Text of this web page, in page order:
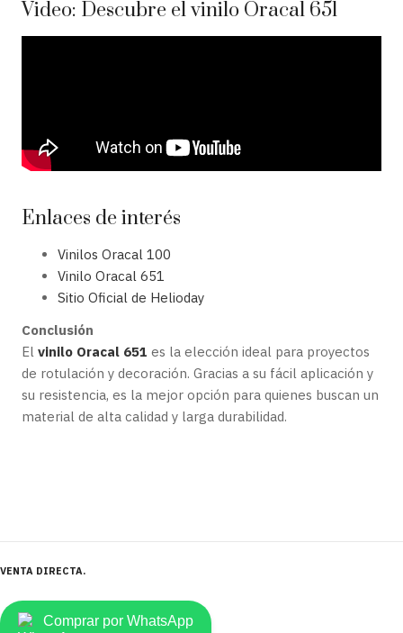
Video: Descubre el vinilo Oracal 651
Enlaces de interés
Vinilos Oracal 100
Vinilo Oracal 651
Sitio Oficial de Helioday
Conclusión
El vinilo Oracal 651 es la elección ideal para proyectos
de rotulación y decoración. Gracias a su fácil aplicación y
su resistencia, es la mejor opción para quienes buscan un
material de alta calidad y larga durabilidad.
VENTA DIRECTA
Comprar por WhatsApp